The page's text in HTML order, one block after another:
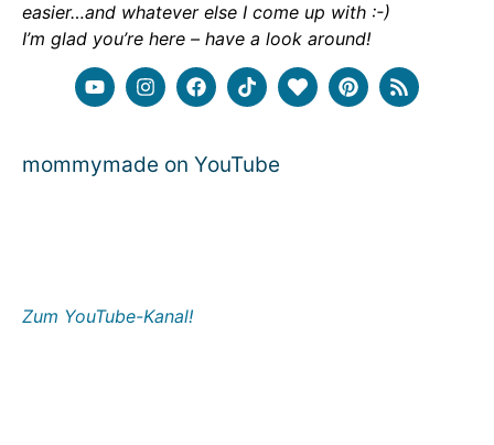
easier…and whatever else I come up with :-)
I’m glad you’re here – have a look around!
mommymade on YouTube
Zum YouTube-Kanal!